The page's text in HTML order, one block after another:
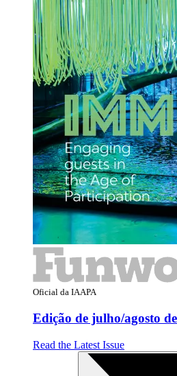
Oficial da IAAPA
Edição de julho/agosto
Read the Latest Issue